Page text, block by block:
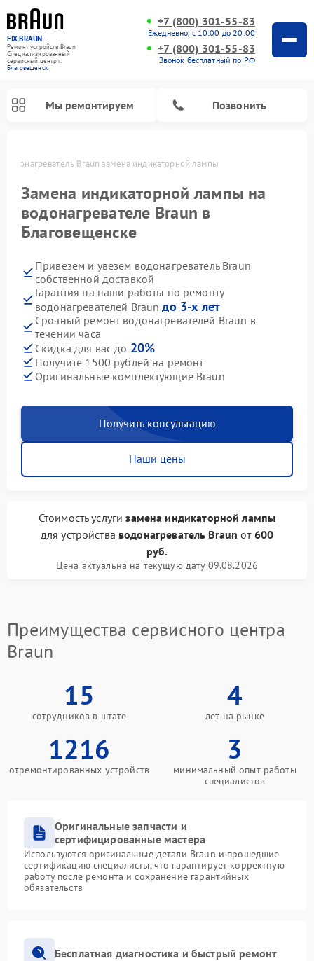
FIX-BRAUN
Ремонт устройств Braun
Специализированный
cервисный центр г.
Благовещенск
+7 (800) 301-55-83
Ежедневно, с 10:00 до 20:00
+7 (800) 301-55-83
Звонок бесплатный по РФ
Мы ремонтируем Позвонить
Водонагреватель Braun замена индикаторной лампы
Замена индикаторной лампы на
водонагревателе Braun в
Благовещенске
Привезем и увезем водонагреватель Braun
собственной доставкой
Гарантия на наши работы по ремонту
водонагревателей Braunдо 3-х лет
Срочный ремонт водонагревателей Braun в
течении часа
Скидка для вас до 20%
Получите 1500 рублей на ремонт
Оригинальные комплектующие Braun
Получить консультацию
Наши цены
Стоимость услугизамена индикаторной лампы
для устройства водонагреватель Braun от 600
руб.
Цена актуальна на текущую дату 09.08.2026
Преимущества сервисного центра
Braun
15
сотрудников в штате
4
лет на рынке
1216
отремонтированных устройств
3
минимальный опыт работы
специалистов
Оригинальные запчасти и
сертифицированные мастера
Используются оригинальные детали Braun и прошедшие
сертификацию специалисты, что гарантирует корректную
работу после ремонта и сохранение гарантийных
обязательств
Бесплатная диагностика и быстрый ремонт